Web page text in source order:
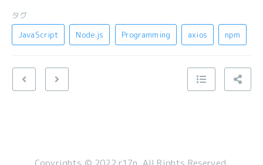
タグ
JavaScript
Node.js Programming axios npm